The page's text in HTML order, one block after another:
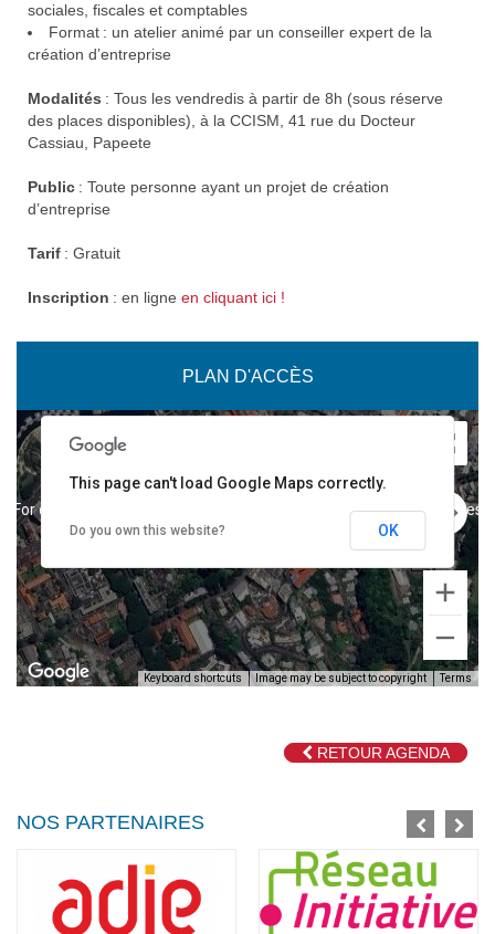
sociales, fiscales et comptables
Format : un atelier animé par un conseiller expert de la
création d’entreprise
Modalités : Tous les vendredis à partir de 8h (sous réserve
des places disponibles), à la CCISM, 41 rue du Docteur
Cassiau, Papeete
Public : Toute personne ayant un projet de création
d’entreprise
Tarif : Gratuit
Inscription : en ligne en cliquant ici !
PLAN D'ACCÈS
For development purposes only For development purposes
Keyboard shortcuts Image may be subject to copyright Terms
This page can't load Google Maps correctly.
Do you own this website? OK
RETOUR AGENDA
NOS PARTENAIRES